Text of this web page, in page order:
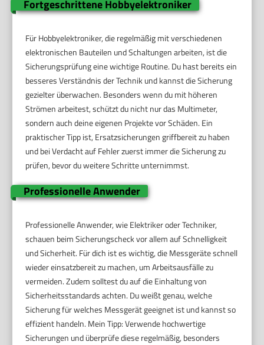
Fortgeschrittene Hobbyelektroniker
Für Hobbyelektroniker, die regelmäßig mit verschiedenen
elektronischen Bauteilen und Schaltungen arbeiten, ist die
Sicherungsprüfung eine wichtige Routine. Du hast bereits ein
besseres Verständnis der Technik und kannst die Sicherung
gezielter überwachen. Besonders wenn du mit höheren
Strömen arbeitest, schützt du nicht nur das Multimeter,
sondern auch deine eigenen Projekte vor Schäden. Ein
praktischer Tipp ist, Ersatzsicherungen griffbereit zu haben
und bei Verdacht auf Fehler zuerst immer die Sicherung zu
prüfen, bevor du weitere Schritte unternimmst.
Professionelle Anwender
Professionelle Anwender, wie Elektriker oder Techniker,
schauen beim Sicherungscheck vor allem auf Schnelligkeit
und Sicherheit. Für dich ist es wichtig, die Messgeräte schnell
wieder einsatzbereit zu machen, um Arbeitsausfälle zu
vermeiden. Zudem solltest du auf die Einhaltung von
Sicherheitsstandards achten. Du weißt genau, welche
Sicherung für welches Messgerät geeignet ist und kannst so
effizient handeln. Mein Tipp: Verwende hochwertige
Sicherungen und überprüfe diese regelmäßig, besonders